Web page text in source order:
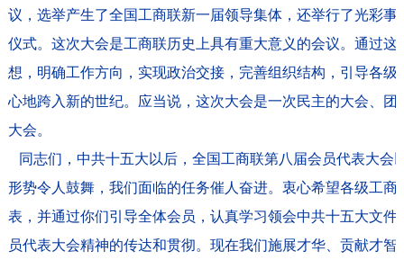
议，选举产生了全国工商联新一届领导集体，还举行了光彩事
仪式。这次大会是工商联历史上具有重大意义的会议。通过这
想，明确工作方向，实现政治交接，完善组织结构，引导各级
心地跨入新的世纪。应当说，这次大会是一次民主的大会、团
大会。
同志们，中共十五大以后，全国工商联第八届会员代表大会
形势令人鼓舞，我们面临的任务催人奋进。衷心希望各级工商
表，并通过你们引导全体会员，认真学习领会中共十五大文件
员代表大会精神的传达和贯彻。现在我们施展才华、贡献才智